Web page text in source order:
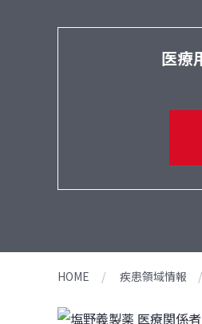
医療
HOME 疾患領域情報